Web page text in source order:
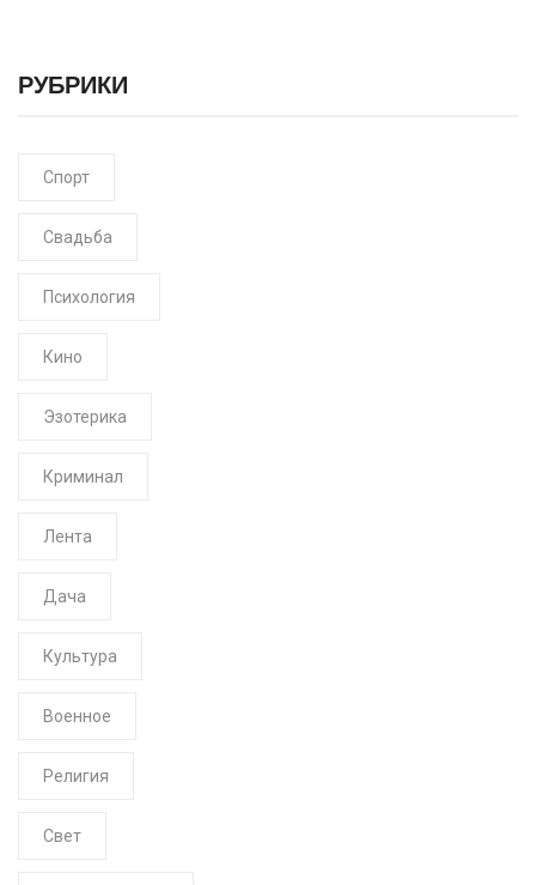
РУБРИКИ
Спорт
Свадьба
Психология
Кино
Эзотерика
Криминал
Лента
Дача
Культура
Военное
Религия
Свет